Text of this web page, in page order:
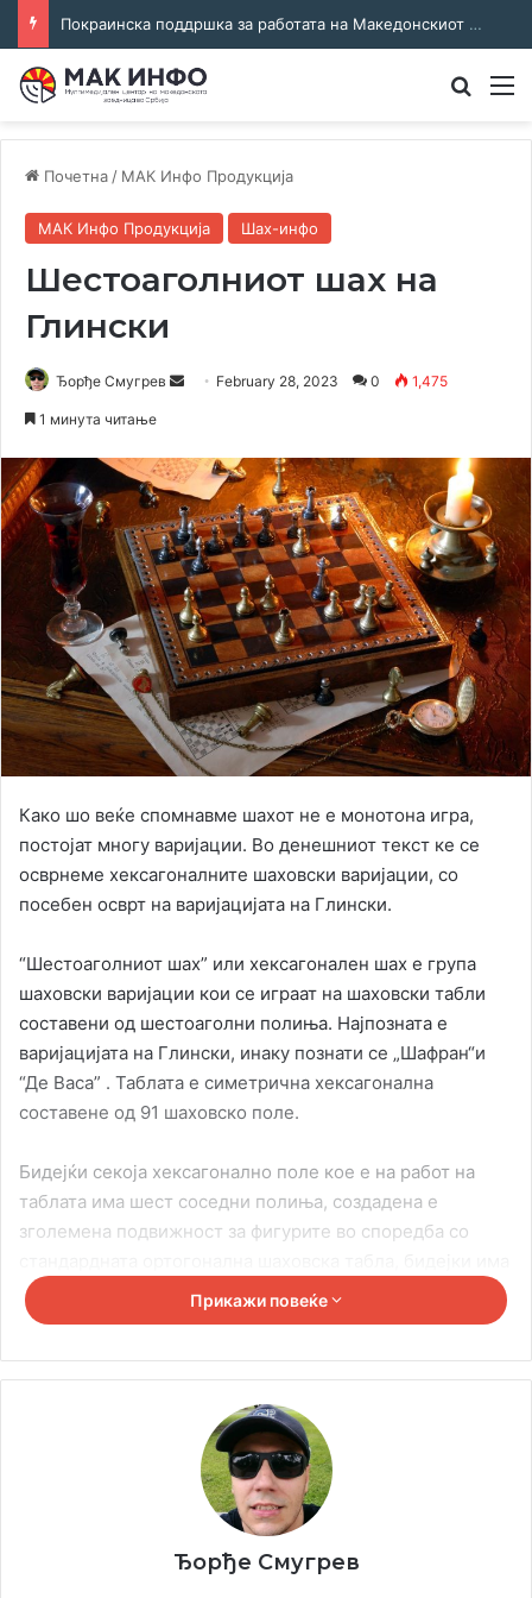
Покраинска поддршка за работата на Македонскиот национален совет: потпишан договор за суфинансирање на активностите
Почетна / МАК Инфо Продукција
МАК Инфо Продукција Шах-инфо
Шестоаголниот шах на
Глински
Ђорђе Смугрев
Send February 28, 2023 0 1,475
1 минута читање
Како шо веќе спомнавме шахот не е монотона игра,
постојат многу варијации. Во денешниот текст ке се
осврнеме хексагоналните шаховски варијации, со
посебен осврт на варијацијата на Глински.
“Шестоаголниот шах” или хексагонален шах е група
шаховски варијации кои се играат на шаховски табли
составени од шестоаголни полиња. Најпозната е
варијацијата на Глински, инаку познати се „Шафран“и
“Де Васа” . Таблата е симетрична хексагонална
составене од 91 шаховско поле.
Бидејќи секоја хексагонално поле кое е на работ на
таблата има шест соседни полиња, создадена е
зголемена подвижност за фигурите во споредба со
шест природни насоки за движење наместо четири.
Обично се користат три бои така што нема две соседни
Прикажи повеќе
Ђорђе Смугрев